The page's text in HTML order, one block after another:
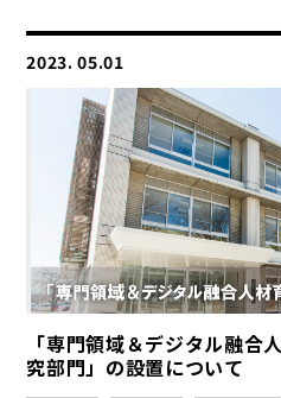
2023. 05.01
「専門領域＆デジタル融合
究部門」の設置について